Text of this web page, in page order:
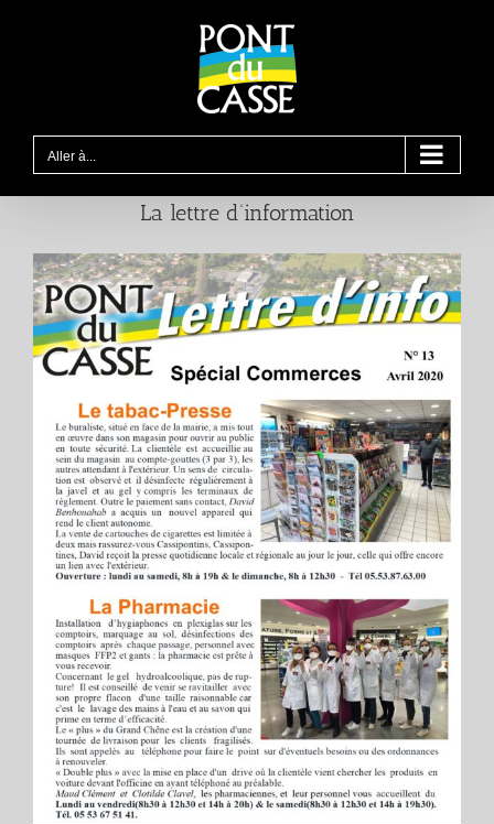
Aller à...
La lettre d’information